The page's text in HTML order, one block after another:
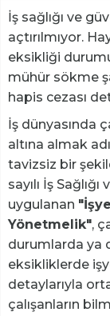
İş sağlığı ve
açtırılmıyor.
eksikliği
mühür sökme
hapis cezası
İş dünyasında
altına almak
tavizsiz bir
sayılı İş
uygulanan
Yönetmelik",
durumlarda ya
eksikliklerde
detaylarıyla
çalışanların